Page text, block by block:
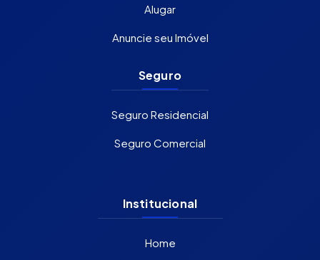
Alugar
Anuncie seu Imóvel
Seguro
Seguro Residencial
Seguro Comercial
Institucional
Home